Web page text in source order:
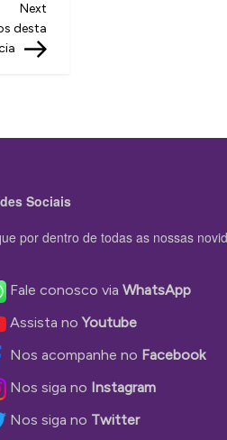
Next
desta
Sociais
por dentro de todas as nossas
Fale conosco via WhatsApp
Assista noYoutube
Nos acompanhe no Facebook
Nos siga no Instagram
Nos siga no Twitter